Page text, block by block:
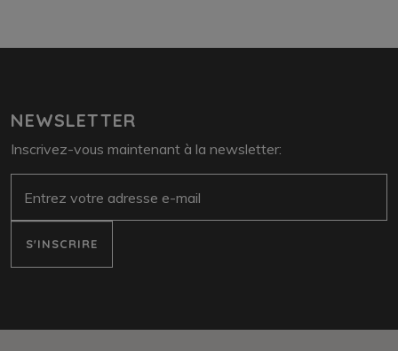
NEWSLETTER
Inscrivez-vous maintenant à la newsletter:
S'INSCRIRE